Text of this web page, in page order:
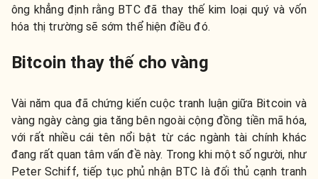
ông khẳng định rằng BTC đã thay thế kim loại quý và vốn
hóa thị trường sẽ sớm thể hiện điều đó.
Bitcoin thay thế cho vàng
Vài năm qua đã chứng kiến ​​cuộc tranh luận giữa Bitcoin và
vàng ngày càng gia tăng bên ngoài cộng đồng tiền mã hóa,
với rất nhiều cái tên nổi bật từ các ngành tài chính khác
đang rất quan tâm vấn đề này. Trong khi một số người, như
Peter Schiff, tiếp tục phủ nhận BTC là đối thủ cạnh tranh